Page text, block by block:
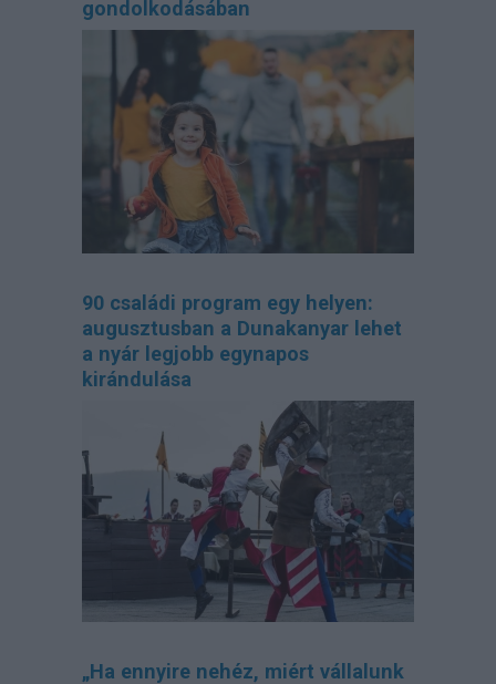
gondolkodásában
90 családi program egy helyen:
augusztusban a Dunakanyar lehet
a nyár legjobb egynapos
kirándulása
„Ha ennyire nehéz, miért vállalunk